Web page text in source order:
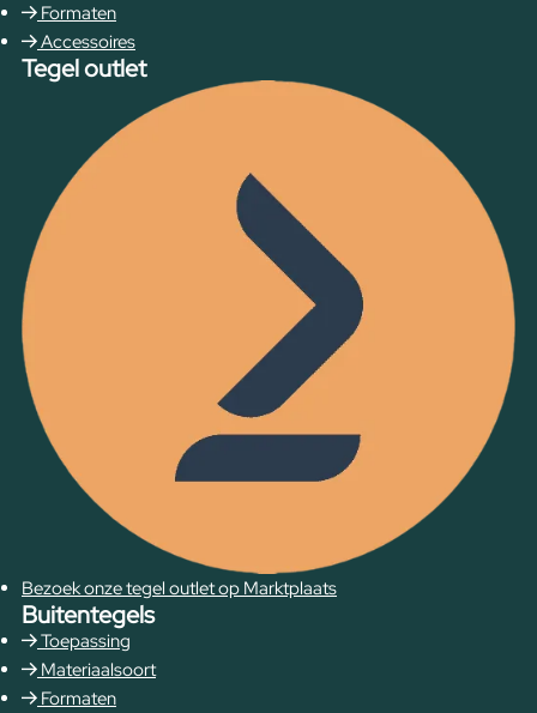
Formaten
Accessoires
Tegel outlet
Bezoek onze tegel outlet op Marktplaats
Buitentegels
Toepassing
Materiaalsoort
Formaten